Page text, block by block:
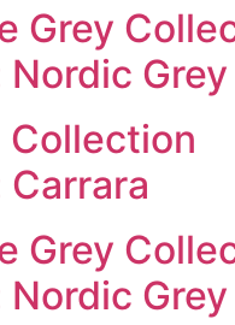
Grey
Nordic
Collection
Carrara
Grey
Nordic